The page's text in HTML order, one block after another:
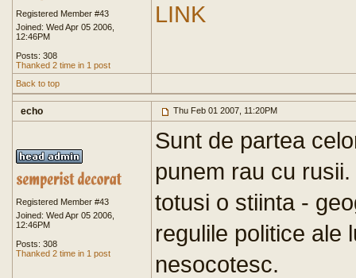
Registered Member #43
Joined: Wed Apr 05 2006,
12:46PM
Posts: 308
Thanked 2 time in 1 post
LINK
Back to top
echo Thu Feb 01 2007, 11:20PM
Registered Member #43
Joined: Wed Apr 05 2006,
12:46PM
Posts: 308
Thanked 2 time in 1 post
Sunt de partea
punem rau cu
totusi o stiinta -
regulile politice ale
nesocotesc.